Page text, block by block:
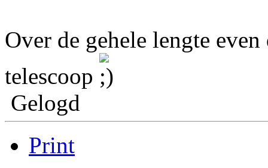
Over de gehele lengte
telescoop
Gelogd
Print